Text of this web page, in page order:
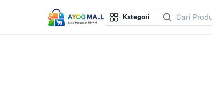
Kategori